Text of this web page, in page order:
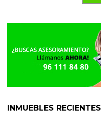
INMUEBLES RECIENTES